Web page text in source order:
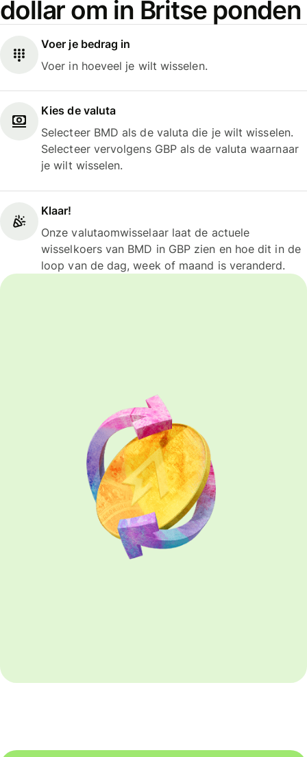
dollar om in Britse ponden
Voer je bedrag in
Voer in hoeveel je wilt wisselen.
Kies de valuta
Selecteer BMD als de valuta die je wilt wisselen.
Selecteer vervolgens GBP als de valuta waarnaar
je wilt wisselen.
Klaar!
Onze valutaomwisselaar laat de actuele
wisselkoers van BMD in GBP zien en hoe dit in de
loop van de dag, week of maand is veranderd.